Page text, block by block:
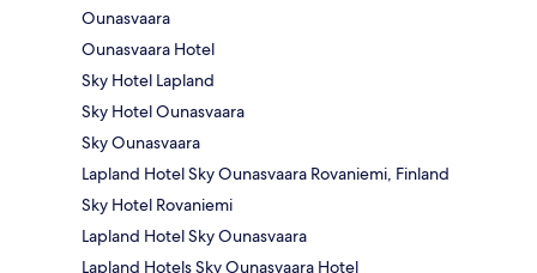
Ounasvaara
Ounasvaara Hotel
Sky Hotel Lapland
Sky Hotel Ounasvaara
Sky Ounasvaara
Lapland Hotel Sky Ounasvaara Rovaniemi, Finland
Sky Hotel Rovaniemi
Lapland Hotel Sky Ounasvaara
Lapland Hotels Sky Ounasvaara Hotel